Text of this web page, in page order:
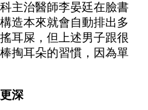
主治醫師李晏廷在臉書
造本來就會自動排出多
耳屎，但上述男子跟很
掏耳朵的習慣，因為單
深